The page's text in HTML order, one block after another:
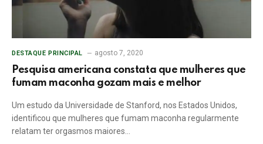
DESTAQUE PRINCIPAL agosto 7, 2020
Pesquisa americana constata que mulheres que
fumam maconha gozam mais e melhor
Um estudo da Universidade de Stanford, nos Estados Unidos,
identificou que mulheres que fumam maconha regularmente
relatam ter orgasmos maiores…